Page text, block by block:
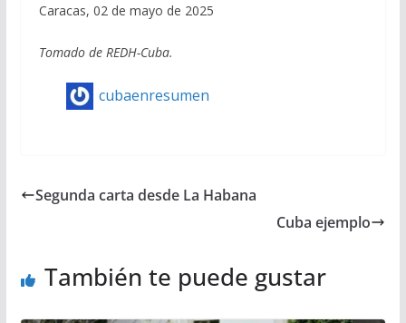
Caracas, 02 de mayo de 2025
Tomado de REDH-Cuba.
cubaenresumen
Segunda carta desde La Habana
Cuba ejemplo
También te puede gustar